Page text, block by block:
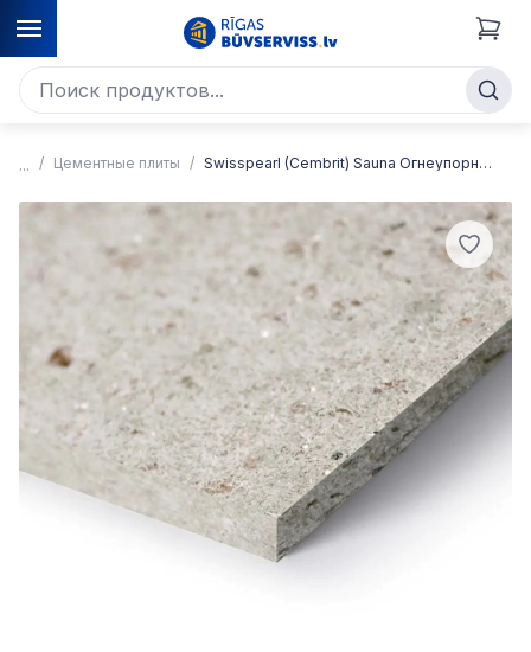
Цементные плиты Swisspearl (Cembrit) Sauna Огнеупорная плита, цвет серый цемент